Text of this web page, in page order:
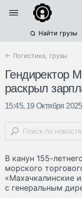
Найти грузы
← Логистика, грузы
Гендиректор
раскрыл
15:45, 19 Октября 2025
В канун 155-
морского
«Махачкалинские
с генеральным